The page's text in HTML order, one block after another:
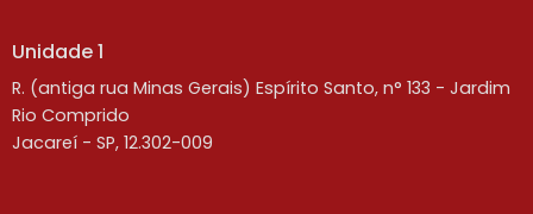
Unidade 1
R. (antiga rua Minas Gerais) Espírito Santo, n° 133 - Jardim
Rio Comprido
Jacareí - SP, 12.302-009